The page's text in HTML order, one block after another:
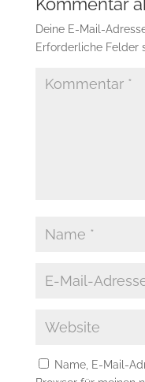
Deine E-Mail-
Erforderliche Felder
Name, E-Mail-